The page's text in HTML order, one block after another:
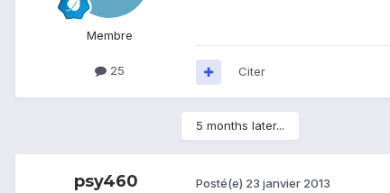
Membre
25 Citer
5 months later...
psy460 Posté(e) 23 janvier 2013